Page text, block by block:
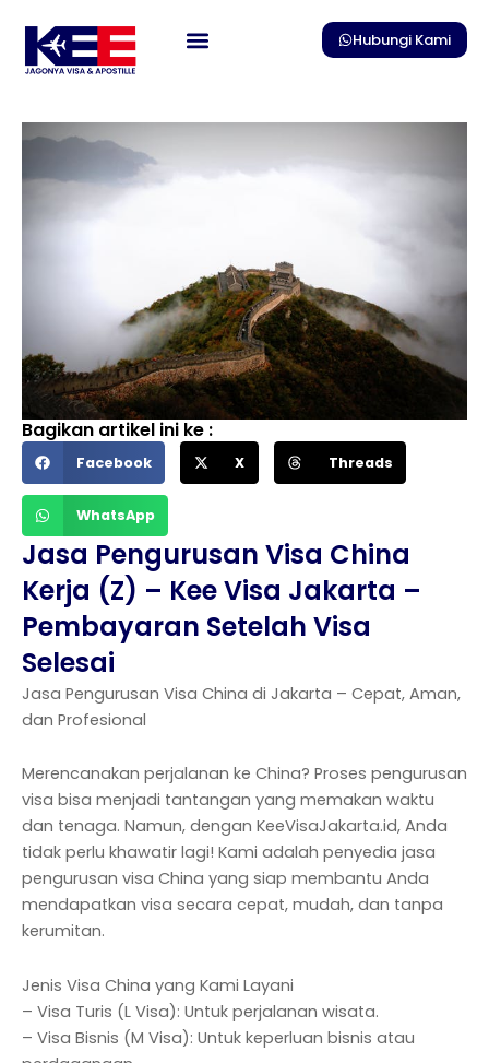
content
Hubungi Kami
Bagikan artikel ini ke :
Facebook X Threads
WhatsApp
Jasa Pengurusan Visa China
Kerja (Z) – Kee Visa Jakarta –
Pembayaran Setelah Visa
Selesai
Jasa Pengurusan Visa China di Jakarta – Cepat, Aman,
dan Profesional
Merencanakan perjalanan ke China? Proses pengurusan
visa bisa menjadi tantangan yang memakan waktu
dan tenaga. Namun, dengan KeeVisaJakarta.id, Anda
tidak perlu khawatir lagi! Kami adalah penyedia jasa
pengurusan visa China yang siap membantu Anda
mendapatkan visa secara cepat, mudah, dan tanpa
kerumitan.
Jenis Visa China yang Kami Layani
– Visa Turis (L Visa): Untuk perjalanan wisata.
– Visa Bisnis (M Visa): Untuk keperluan bisnis atau